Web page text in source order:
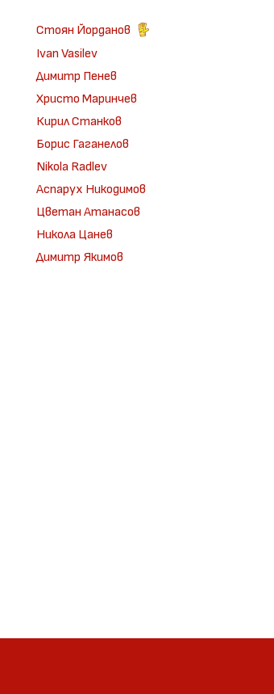
Стоян Йорданов
Ivan Vasilev
Димитр Пенев
Христо Маринчев
Кирил Станков
Борис Гаганелов
Nikola Radlev
Аспарух Никодимов
Цветан Атанасов
Никола Цанев
Димитр Якимов